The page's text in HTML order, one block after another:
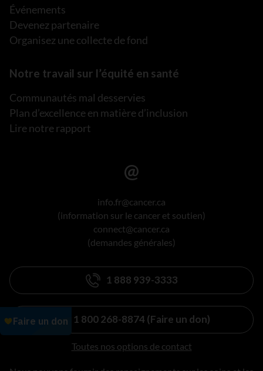
Événements
Devenez partenaire
Organisez une collecte de fond
Notre travail sur l’équité en santé
Communautés mal desservies
Plan d’excellence en matière d’inclusion
Lire notre rapport
info.fr@cancer.ca
(information sur le cancer et soutien)
connect@cancer.ca
(demandes générales)
1 888 939-3333
1 800 268-8874 (Faire un don)
Toutes nos options de contact